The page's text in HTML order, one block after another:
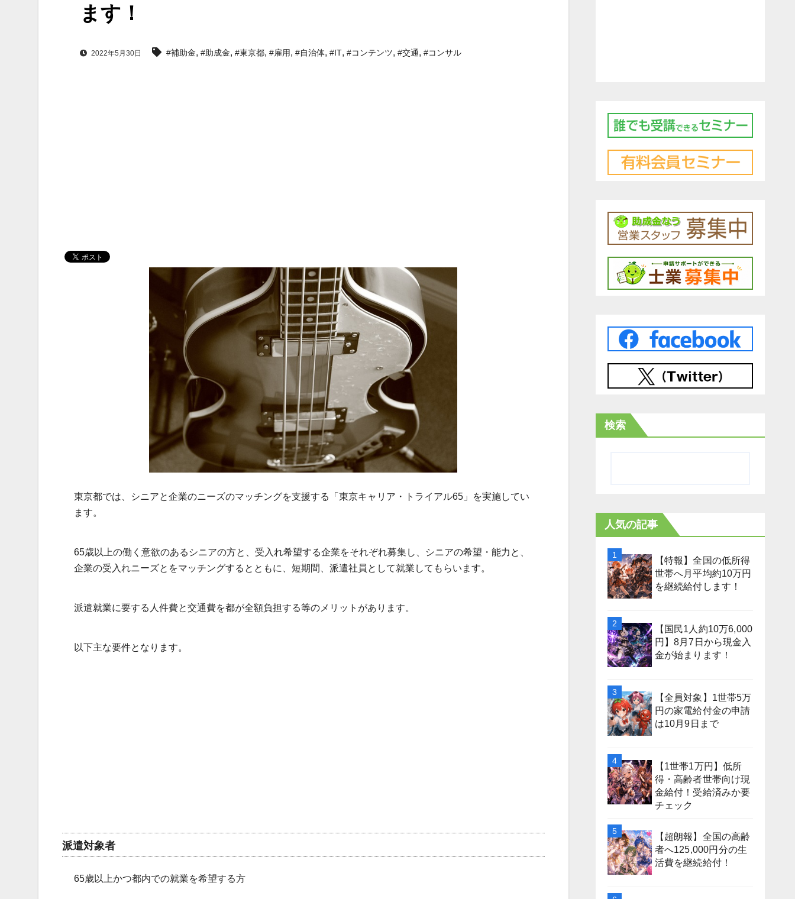
ます！
2022年5月30日 #補助金, #助成金, #東京都, #雇用, #自治体, #IT, #コンテンツ, #交通, #コンサル
東京都では、シニアと企業のニーズのマッチングを支援する「東京キャリア・トライアル65」を実施してい
ます。
65歳以上の働く意欲のあるシニアの方と、受入れ希望する企業をそれぞれ募集し、シニアの希望・能力と、
企業の受入れニーズとをマッチングするとともに、短期間、派遣社員として就業してもらいます。
派遣就業に要する人件費と交通費を都が全額負担する等のメリットがあります。
以下主な要件となります。
派遣対象者
65歳以上かつ都内での就業を希望する方
検索
人気の記事
【特報】全国の低所得
世帯へ月平均約10万円
を継続給付します！
【国民1人約10万6,000
円】8月7日から現金入
金が始まります！
【全員対象】1世帯5万
円の家電給付金の申請
は10月9日まで
【1世帯1万円】低所
得・高齢者世帯向け現
金給付！受給済みか要
チェック
【超朗報】全国の高齢
者へ125,000円分の生
活費を継続給付！